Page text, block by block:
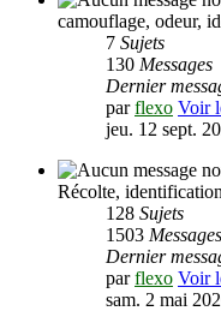
camouflage, odeur,
7 Sujets
130 Messages
Dernier
parflexo Voir
jeu. 12 sept.
Récolte,
128 Sujets
1503 Messages
Dernier
parflexo Voir
sam. 2 mai